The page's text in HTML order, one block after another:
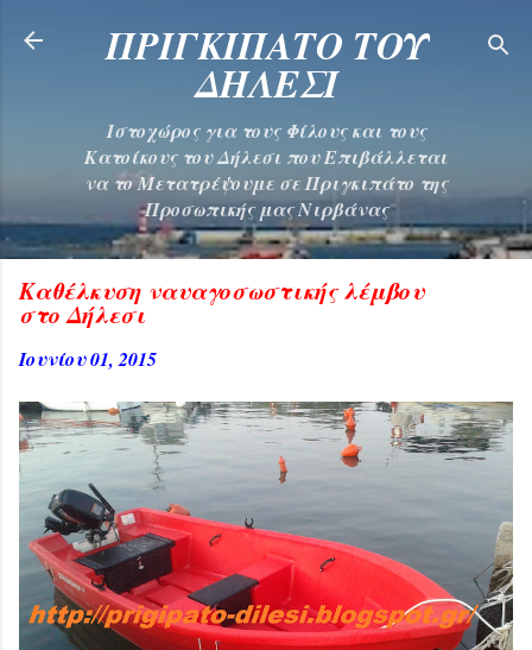
Μετάβαση στο κύριο περιεχόμενο
ΠΡΙΓΚΙΠΑΤΟ ΤΟΥ
ΔΗΛΕΣΙ
Ιστοχώρος για τους Φίλους και τους
Κατοίκους του Δήλεσι που Επιβάλλεται
να το Μετατρέψουμε σε Πριγκιπάτο της
Προσωπικής μας Νιρβάνας
Καθέλκυση ναυαγοσωστικής λέμβου
στο Δήλεσι
Ιουνίου 01, 2015